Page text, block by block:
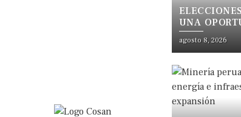
UNA
ACUERDOS
agosto 8, 2026